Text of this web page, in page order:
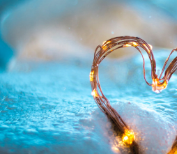
■メールアドレス：89@1242.com
■番組ホームページ： https://
【4位】山羊座（やぎ座）
対人運が好調です。今日は1対1の
な日。パートナーや大切な友人と
しづらい話題を取り上げてみたり
す。
【5位】牡牛座（おうし座）
趣味や友達付き合いが活発な運気
感じやすい日なので、好きなこと
う。ラッキーアイテムは、炭酸水